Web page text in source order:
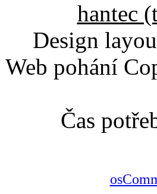
hantec
Design
Web pohání
Čas